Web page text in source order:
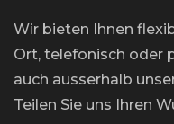
Wir bieten Ihnen
Ort, telefonisch oder
auch ausserhalb
Teilen Sie uns Ihren